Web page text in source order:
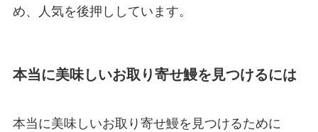
め、人気を後押ししています。
本当に美味しいお取り寄せ鰻を見つけるには
本当に美味しいお取り寄せ鰻を見つけるために